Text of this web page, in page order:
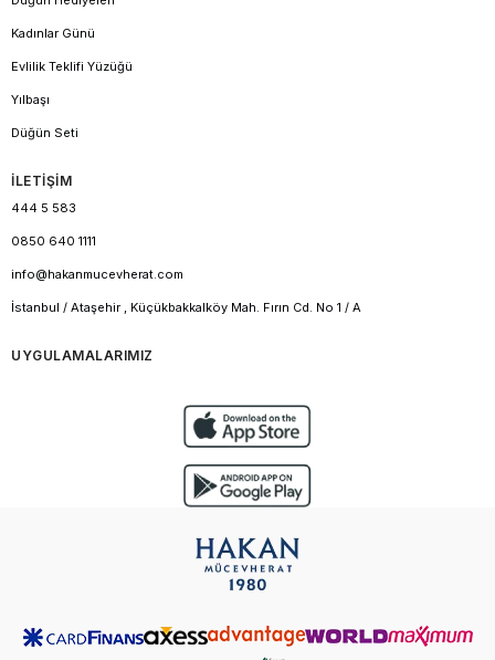
Kadınlar Günü
Evlilik Teklifi Yüzüğü
Yılbaşı
Düğün Seti
İLETİŞİM
444 5 583
0850 640 1111
info@hakanmucevherat.com
İstanbul / Ataşehir , Küçükbakkalköy Mah. Fırın Cd. No 1 / A
UYGULAMALARIMIZ